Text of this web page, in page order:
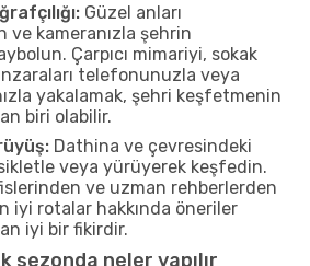
Güzel anları
ve kameranızla şehrin
Çarpıcı mimariyi, sokak
telefonunuzla veya
yakalamak, şehri keşfetmenin
biri olabilir.
Dathina ve çevresindeki
veya yürüyerek keşfedin.
ve uzman rehberlerden
iyi rotalar hakkında öneriler
iyi bir fikirdir.
sezonda neler yapılır